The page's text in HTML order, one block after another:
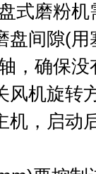
式磨粉
盘间隙(
，确保
风机旋转
机，启动